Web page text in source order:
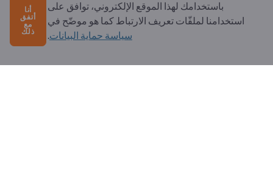
لديك أسئلة؟
باستخدامك لهذا الموقع الإلكتروني، توافق على
استخدامنا لملفّات تعريف الارتباط كما هو موضّح في
سياسة حماية البيانات.
أنا
أتفق
مع
ذلك